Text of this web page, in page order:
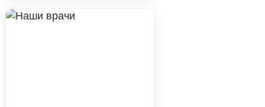
У пациентов с наркозависимостью